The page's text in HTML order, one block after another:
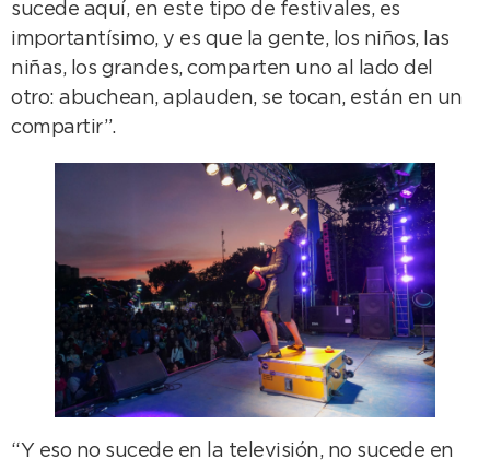
sucede aquí, en este tipo de festivales, es
importantísimo, y es que la gente, los niños, las
niñas, los grandes, comparten uno al lado del
otro: abuchean, aplauden, se tocan, están en un
compartir”.
“Y eso no sucede en la televisión, no sucede en